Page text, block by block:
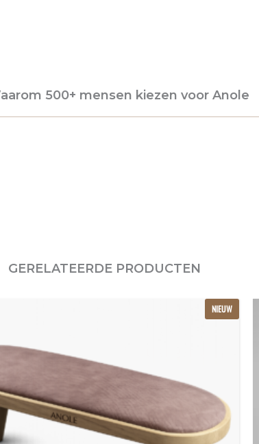
500+ mensen kiezen voor Anole
GERELATEERDE PRODUCTEN
NIEUW
meerdere
Deze
optie